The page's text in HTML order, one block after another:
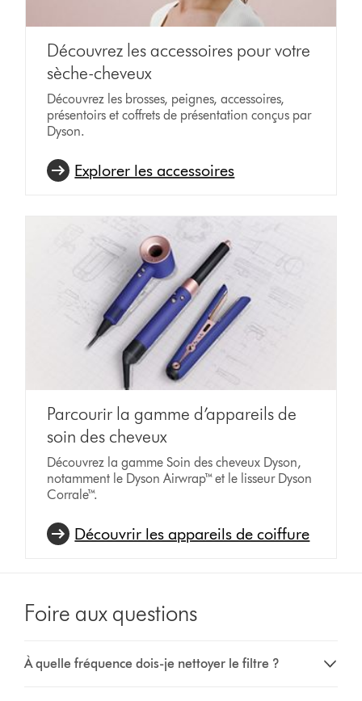
Découvrez les accessoires pour votre
sèche-cheveux
Découvrez les brosses, peignes, accessoires,
présentoirs et coffrets de présentation conçus par
Dyson.
Explorer les accessoires
Parcourir la gamme d’appareils de
soin des cheveux
Découvrez la gamme Soin des cheveux Dyson,
notamment le Dyson Airwrap™ et le lisseur Dyson
Corrale™.
Découvrir les appareils de coiffure
Foire aux questions
À quelle fréquence dois-je nettoyer le filtre ?